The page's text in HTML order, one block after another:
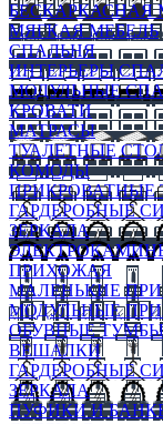
БЕСКАРКАСНАЯ
МЯГКАЯ МЕБЕЛЬ
СПАЛЬНЯ
ИНТЕРЬЕРЫ
МОДУЛЬНЫЕ
КРОВАТИ
МАТРАСЫ
ТУАЛЕТНЫЕ
КОМОДЫ
ПРИКРОВАТНЫЕ
ГАРДЕРОБНЫЕ
ЗЕРКАЛА
ПРИХОЖАЯ
МАЛЕНЬКИЕ
МОДУЛЬНЫЕ
ОБУВНЫЕ ТУМБЫ
ВЕШАЛКИ
ГАРДЕРОБНЫЕ
ЗЕРКАЛА
ПУФИКИ И